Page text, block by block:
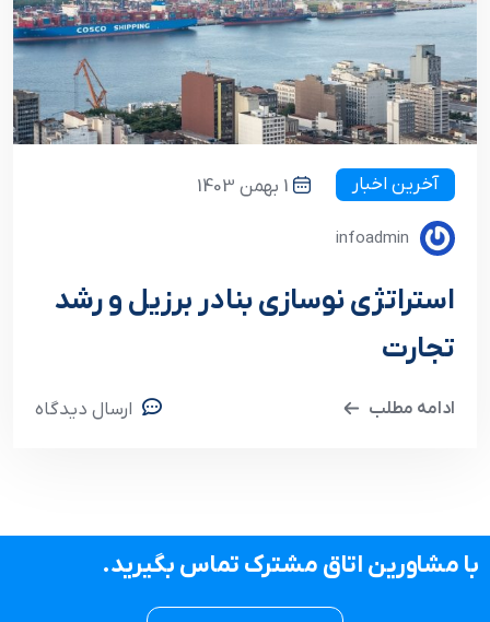
آخرین اخبار 1 بهمن 1403
infoadmin
استراتژی نوسازی بنادر برزیل و رشد
تجارت
ادامه مطلب ارسال دیدگاه
با مشاورین اتاق مشترک تماس بگیرید.